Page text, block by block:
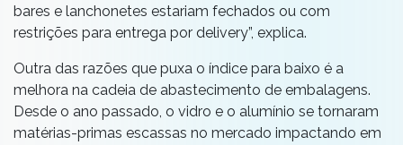
bares e lanchonetes estariam fechados ou com
restrições para entrega por delivery”, explica.
Outra das razões que puxa o índice para baixo é a
melhora na cadeia de abastecimento de embalagens.
Desde o ano passado, o vidro e o alumínio se tornaram
matérias-primas escassas no mercado impactando em